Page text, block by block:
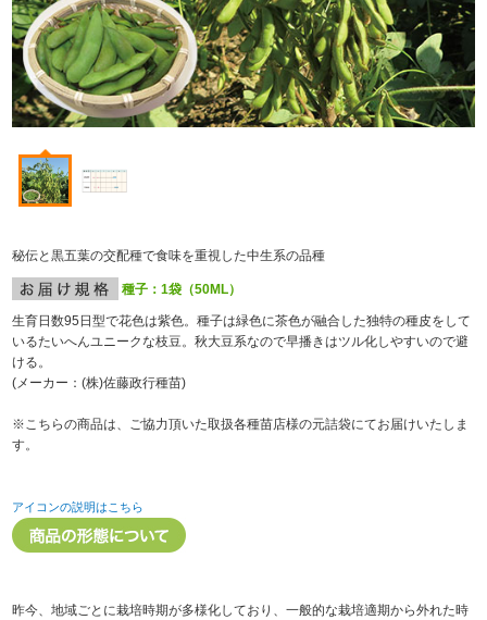
秘伝と黒五葉の交配種で食味を重視した中生系の品種
種子：1袋（50ML）
生育日数95日型で花色は紫色。種子は緑色に茶色が融合した独特の種皮をして
いるたいへんユニークな枝豆。秋大豆系なので早播きはツル化しやすいので避
ける。
(メーカー：(株)佐藤政行種苗)
※こちらの商品は、ご協力頂いた取扱各種苗店様の元詰袋にてお届けいたしま
す。
アイコンの説明はこちら
昨今、地域ごとに栽培時期が多様化しており、一般的な栽培適期から外れた時